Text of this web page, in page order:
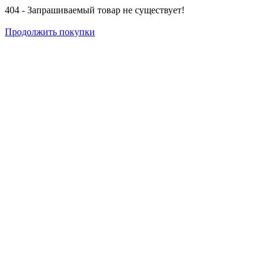
404 - Запрашиваемый товар не существует!
Продолжить покупки